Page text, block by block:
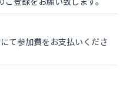
て参加費をお支払いくださ